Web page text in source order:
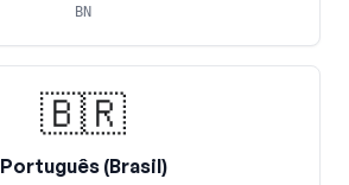
BN
🇧🇷
Português (Brasil)